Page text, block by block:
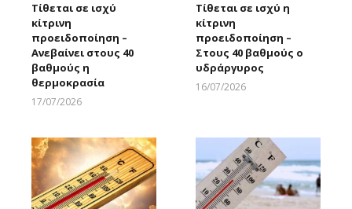
Τίθεται σε ισχύ
κίτρινη
προειδοποίηση –
Ανεβαίνει στους 40
βαθμούς η
θερμοκρασία
17/07/2026
Τίθεται σε ισχύ η
κίτρινη
προειδοποίηση –
Στους 40 βαθμούς ο
υδράργυρος
16/07/2026